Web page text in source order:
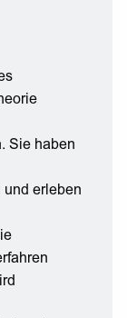
Sie haben
erleben